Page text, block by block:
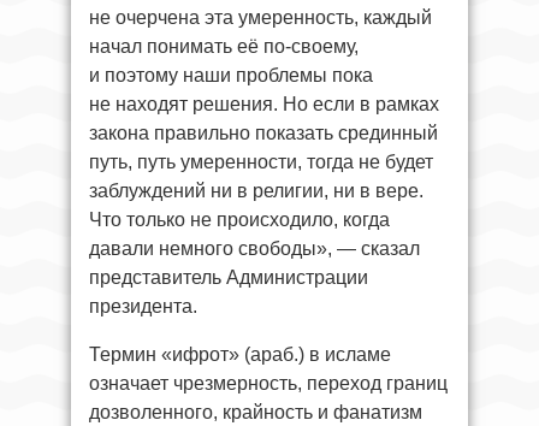
не очерчена эта умеренность, каждый
начал понимать её по-своему,
и поэтому наши проблемы пока
не находят решения. Но если в рамках
закона правильно показать срединный
путь, путь умеренности, тогда не будет
заблуждений ни в религии, ни в вере.
Что только не происходило, когда
давали немного свободы», — сказал
представитель Администрации
президента.
Термин «ифрот» (араб.) в исламе
означает чрезмерность, переход границ
дозволенного, крайность и фанатизм